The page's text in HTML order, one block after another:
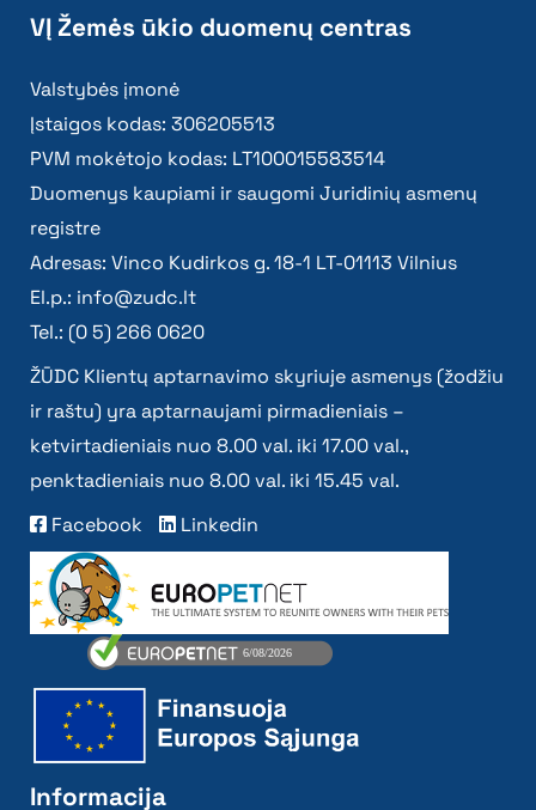
VĮ Žemės ūkio duomenų centras
Valstybės įmonė
Įstaigos kodas: 306205513
PVM mokėtojo kodas: LT100015583514
Duomenys kaupiami ir saugomi Juridinių asmenų
registre
Adresas: Vinco Kudirkos g. 18-1 LT-01113 Vilnius
El.p.: info@zudc.lt
Tel.: (0 5) 266 0620
ŽŪDC Klientų aptarnavimo skyriuje asmenys (žodžiu
ir raštu) yra aptarnaujami pirmadieniais –
ketvirtadieniais nuo 8.00 val. iki 17.00 val.,
penktadieniais nuo 8.00 val. iki 15.45 val.
Facebook
Linkedin
Informacija